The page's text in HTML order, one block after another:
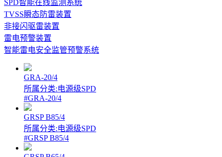
SPD智能在线监测系统
TVSS瞬态防雷装置
非接闪驱雷装置
雷电预警装置
智能雷电安全监管预警系统
GRA-20/4
所属分类:电源级SPD
#GRA-20/4
GRSP B85/4
所属分类:电源级SPD
#GRSP B85/4